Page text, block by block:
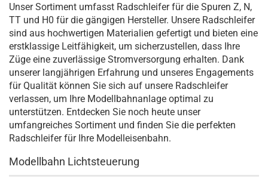
Unser Sortiment umfasst Radschleifer für die Spuren Z, N,
TT und H0 für die gängigen Hersteller. Unsere Radschleifer
sind aus hochwertigen Materialien gefertigt und bieten eine
erstklassige Leitfähigkeit, um sicherzustellen, dass Ihre
Züge eine zuverlässige Stromversorgung erhalten. Dank
unserer langjährigen Erfahrung und unseres Engagements
für Qualität können Sie sich auf unsere Radschleifer
verlassen, um Ihre Modellbahnanlage optimal zu
unterstützen. Entdecken Sie noch heute unser
umfangreiches Sortiment und finden Sie die perfekten
Radschleifer für Ihre Modelleisenbahn.
Modellbahn Lichtsteuerung